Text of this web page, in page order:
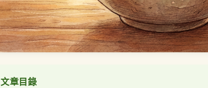
文章目錄